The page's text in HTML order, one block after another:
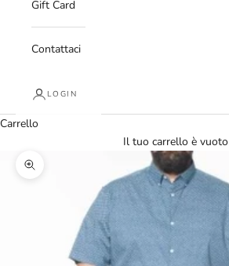
Gift Card
Contattaci
LOGIN
Carrello
Il tuo carrello è vuoto
Ingrandisci immagine